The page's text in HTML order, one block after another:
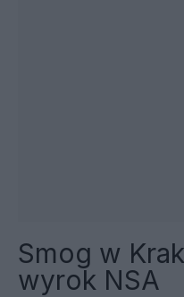
Smog w
wyrok NSA